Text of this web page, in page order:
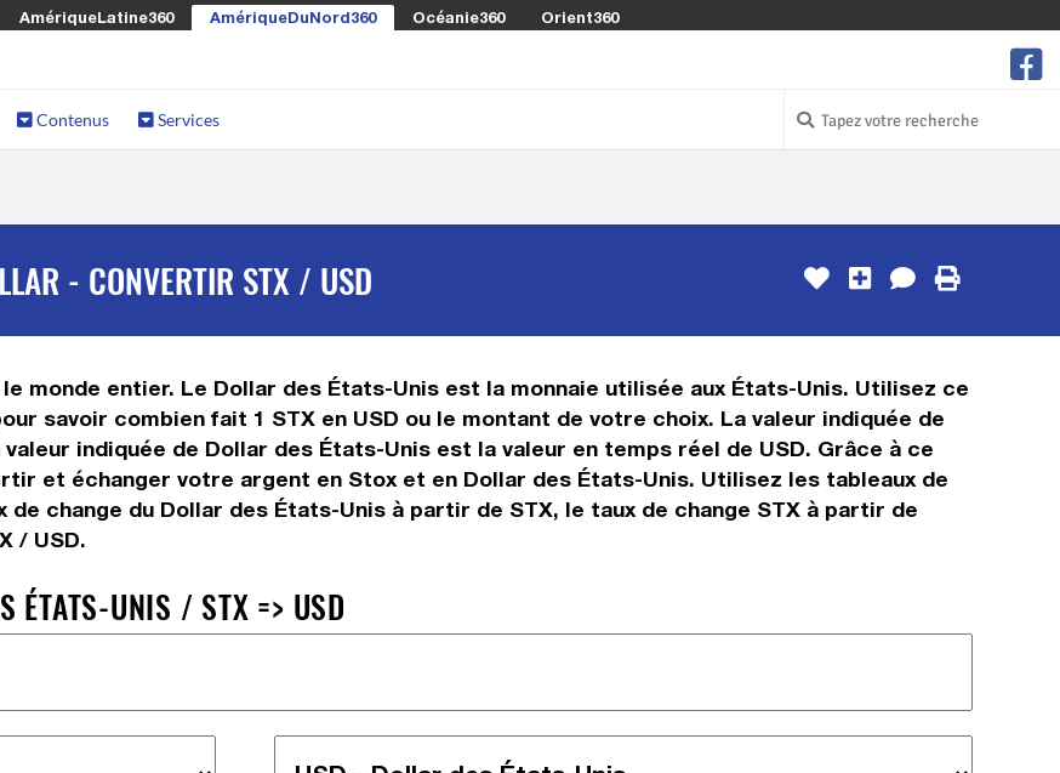
AmériqueLatine360 AmériqueDuNord360 Océanie360 Orient360
Contenus Services
- CONVERTIR STX / USD
monde entier. Le Dollar des États-Unis est la monnaie utilisée aux États-Unis. Utilisez ce
savoir combien fait 1 STX en USD ou le montant de votre choix. La valeur indiquée de
indiquée de Dollar des États-Unis est la valeur en temps réel de USD. Grâce à ce
et échanger votre argent en Stox et en Dollar des États-Unis. Utilisez les tableaux de
change du Dollar des États-Unis à partir de STX, le taux de change STX à partir de
/ USD.
ÉTATS-UNIS / STX => USD